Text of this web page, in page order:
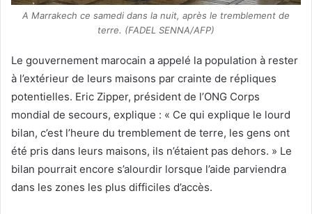
A Marrakech ce samedi dans la nuit, après le tremblement de
terre. (FADEL SENNA/AFP)
Le gouvernement marocain a appelé la population à rester
à l’extérieur de leurs maisons par crainte de répliques
potentielles. Eric Zipper, président de l’ONG Corps
mondial de secours, explique : « Ce qui explique le lourd
bilan, c’est l’heure du tremblement de terre, les gens ont
été pris dans leurs maisons, ils n’étaient pas dehors. » Le
bilan pourrait encore s’alourdir lorsque l’aide parviendra
dans les zones les plus difficiles d’accès.